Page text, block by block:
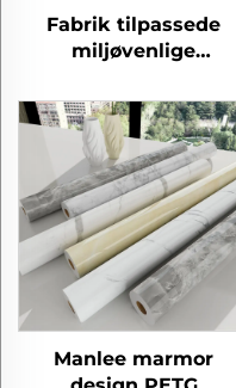
Fabrik tilpassede
miljøvenlige
hjemmekontor petg
møbler dekorative
prægede film
Manlee marmor